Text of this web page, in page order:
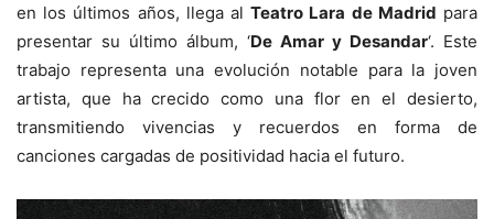
en los últimos años, llega alTeatro Lara de Madrid para
presentar su último álbum, ‘De Amar y Desandar‘. Este
trabajo representa una evolución notable para la joven
artista, que ha crecido como una flor en el desierto,
transmitiendo vivencias y recuerdos en forma de
canciones cargadas de positividad hacia el futuro.